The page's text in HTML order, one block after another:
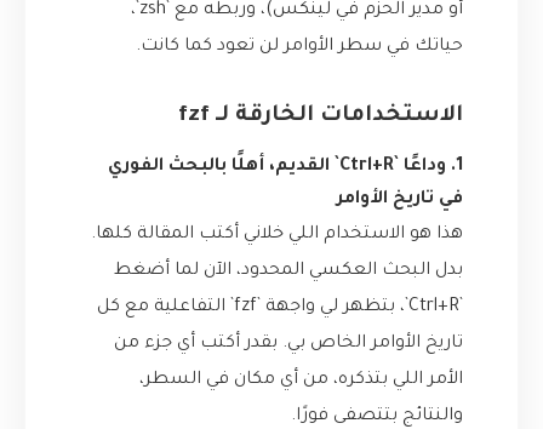
أو مدير الحزم في لينكس)، وربطه مع `zsh`،
حياتك في سطر الأوامر لن تعود كما كانت.
الاستخدامات الخارقة لـ fzf
1. وداعًا `Ctrl+R` القديم، أهلًا بالبحث الفوري
في تاريخ الأوامر
هذا هو الاستخدام اللي خلاني أكتب المقالة كلها.
بدل البحث العكسي المحدود، الآن لما أضغط
`Ctrl+R`، بتظهر لي واجهة `fzf` التفاعلية مع كل
تاريخ الأوامر الخاص بي. بقدر أكتب أي جزء من
الأمر اللي بتذكره، من أي مكان في السطر،
والنتائج بتتصفى فورًا.